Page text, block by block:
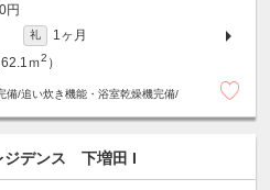
円
礼
1ヶ月
ｍ2 ）
備/追い炊き機能・浴室乾燥機完備/
デンス 下増田 I